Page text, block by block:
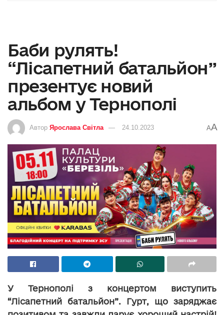
Баби рулять!
“Лісапетний батальйон”
презентує новий
альбом у Тернополі
Автор Ярослава Світла 24.10.2023 AA
У Тернополі з концертом виступить
“Лісапетний батальйон”. Гурт, що заряджає